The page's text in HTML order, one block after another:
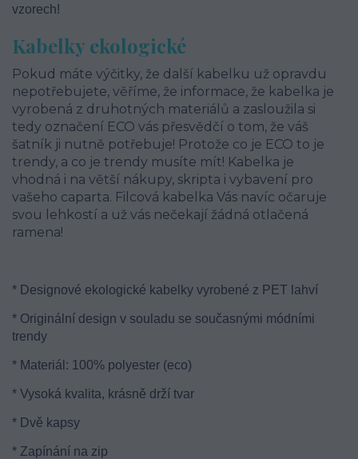
vzorech!
Kabelky ekologické
Pokud máte výčitky, že další kabelku už opravdu
nepotřebujete, věříme, že informace, že kabelka je
vyrobená z druhotných materiálů a zasloužila si
tedy označení ECO vás přesvědčí o tom, že váš
šatník ji nutně potřebuje! Protože co je ECO to je
trendy, a co je trendy musíte mít! Kabelka je
vhodná i na větší nákupy, skripta i vybavení pro
vašeho caparta. Filcová kabelka Vás navíc očaruje
svou lehkostí a už vás nečekají žádná otlačená
ramena!
* Designové ekologické kabelky vyrobené z PET lahví
* Originální design v souladu se současnými módními
trendy
* Materiál: 100% polyester (eco)
* Vysoká kvalita, krásně drží tvar
* Dvě kapsy
* Zapínání na zip